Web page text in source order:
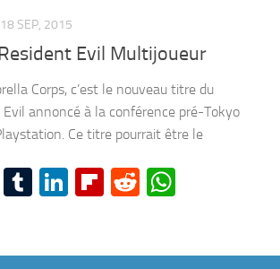
18 SEP, 2015
Evil Multijoueur
Corps, c’est le nouveau titre du
annoncé à la conférence pré-Tokyo
Ce titre pourrait être le
Pinterest
Tumblr
LinkedIn
Flipboard
Reddit